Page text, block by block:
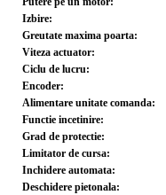
Izbire:
Greutate maxima poarta:
Viteza actuator:
Ciclu de lucru:
Encoder:
Alimentare unitate comanda:
Functie incetinire:
Grad de protectie:
Limitator de cursa:
Inchidere automata:
Deschidere pietonala: